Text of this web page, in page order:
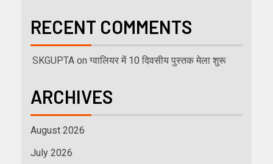
RECENT COMMENTS
SKGUPTA on ग्वालियर में 10 दिवसीय पुस्तक मेला शुरू
ARCHIVES
August 2026
July 2026